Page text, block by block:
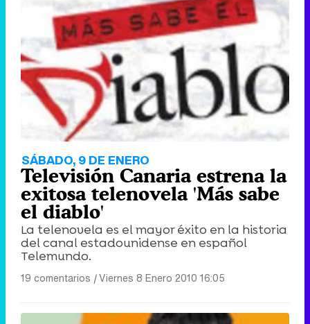
SÁBADO, 9 DE ENERO
Televisión Canaria estrena la
exitosa telenovela 'Más sabe
el diablo'
La telenovela es el mayor éxito en la historia
del canal estadounidense en español
Telemundo.
19 comentarios |Viernes 8 Enero 2010 16:05